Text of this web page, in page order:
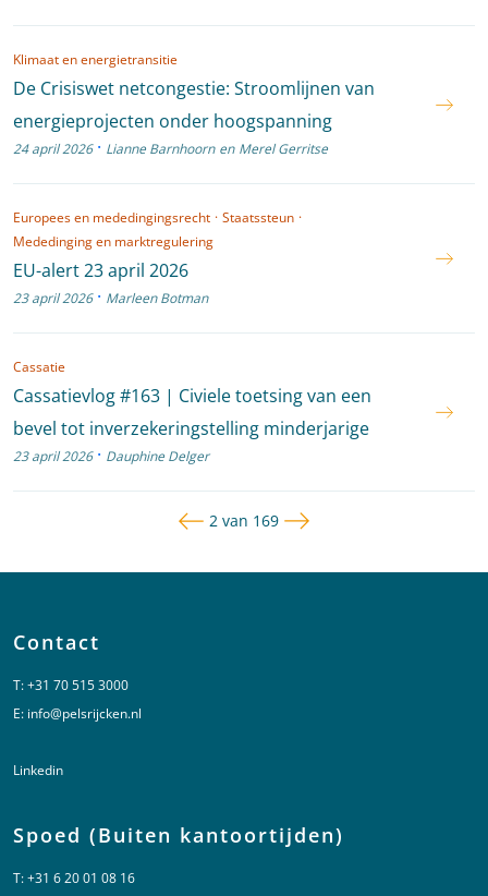
Klimaat en energietransitie
De Crisiswet netcongestie: Stroomlijnen van
energieprojecten onder hoogspanning
24 april 2026 · Lianne Barnhoorn en Merel Gerritse
Europees en mededingingsrecht · Staatssteun ·
Mededinging en marktregulering
EU-alert 23 april 2026
23 april 2026 · Marleen Botman
Cassatie
Cassatievlog #163 | Civiele toetsing van een
bevel tot inverzekeringstelling minderjarige
23 april 2026 · Dauphine Delger
Vorige pagina Pagina
2 van 169 Volgende pagina
Contact
T:+31 70 515 3000
E: info@pelsrijcken.nl
Linkedin
Spoed (Buiten kantoortijden)
T:+31 6 20 01 08 16